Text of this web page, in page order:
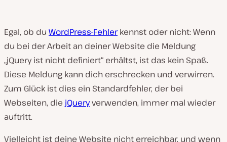
Egal, ob du WordPress-Fehlerkennst oder nicht: Wenn
du bei der Arbeit an deiner Website die Meldung
„jQuery ist nicht definiert“ erhältst, ist das kein Spaß.
Diese Meldung kann dich erschrecken und verwirren.
Zum Glück ist dies ein Standardfehler, der bei
Webseiten, die jQueryverwenden, immer mal wieder
auftritt.
Vielleicht ist deine Website nicht erreichbar, und wenn